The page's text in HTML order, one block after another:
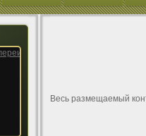
Весь размещаемый